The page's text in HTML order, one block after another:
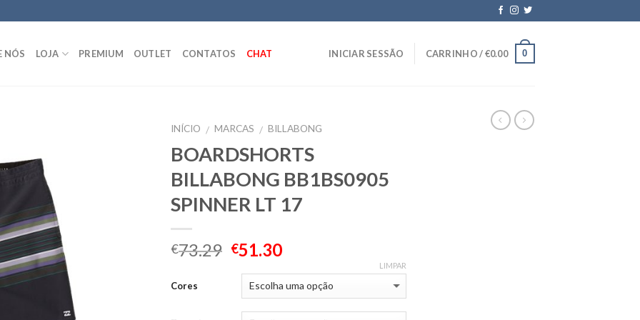
NÓS LOJA PREMIUM OUTLET CONTATOS CHAT INICIAR SESSÃO CARRINHO /€0.00 0
INÍCIO / MARCAS / BILLABONG
BOARDSHORTS
BILLABONG BB1BS0905
SPINNER LT 17
€73.29 €51.30
Cores
LIMPAR